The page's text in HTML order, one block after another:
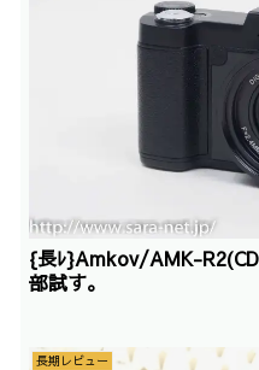
{長ﾚ}Amkov/AMK-
部試す。
長期レビュー